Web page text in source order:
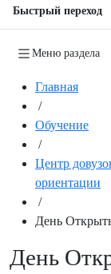
Быстрый переход
Меню раздела
Главная
/
Обучение
/
Центр
ориентации
/
День
День